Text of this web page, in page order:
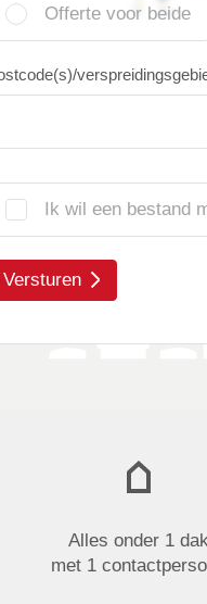
Offerte voor beide
Ik wil een bestand
Versturen
Alles onder 1
met 1